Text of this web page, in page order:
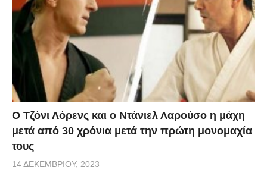
Ο Τζόνι Λόρενς και ο Ντάνιελ Λαρούσο η μάχη
μετά από 30 χρόνια μετά την πρώτη μονομαχία
τους
14 ΔΕΚΕΜΒΡΊΟΥ, 2023